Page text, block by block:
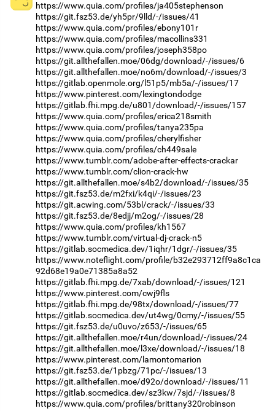
https://www.quia.com/profiles/ja405stephenson
https://git.fsz53.de/yh5pr/9lld/-/issues/41
https://www.quia.com/profiles/ebony101r
https://www.quia.com/profiles/macollins331
https://www.quia.com/profiles/joseph358po
https://git.allthefallen.moe/06dg/download/-/issues/6
https://git.allthefallen.moe/no6m/download/-/issues/3
https://gitlab.openmole.org/l51p5/mb5a/-/issues/17
https://www.pinterest.com/lexingtondodge
https://gitlab.fhi.mpg.de/u801/download/-/issues/157
https://www.quia.com/profiles/erica218smith
https://www.quia.com/profiles/tanya235pa
https://www.quia.com/profiles/cherylfisher
https://www.quia.com/profiles/ch449sale
https://www.tumblr.com/adobe-after-effects-crackar
https://www.tumblr.com/clion-crack-hw
https://git.allthefallen.moe/s4b2/download/-/issues/35
https://git.fsz53.de/m2fxi/k4qi/-/issues/23
https://git.acwing.com/53bl/crack/-/issues/33
https://git.fsz53.de/8edjj/m2og/-/issues/28
https://www.quia.com/profiles/kh1567
https://www.tumblr.com/virtual-dj-crack-n5
https://gitlab.socmedica.dev/1iqhr/1dgr/-/issues/35
https://www.noteflight.com/profile/b32e293712ff9a8c1ca
92d68e19a0e71385a8a52
https://gitlab.fhi.mpg.de/7xab/download/-/issues/121
https://www.pinterest.com/cwj9fls
https://gitlab.fhi.mpg.de/98tx/download/-/issues/77
https://gitlab.socmedica.dev/ut4wg/0cmy/-/issues/55
https://git.fsz53.de/u0uvo/z653/-/issues/65
https://git.allthefallen.moe/r4un/download/-/issues/24
https://git.allthefallen.moe/l3xe/download/-/issues/18
https://www.pinterest.com/lamontomarion
https://git.fsz53.de/1pbzg/71pc/-/issues/13
https://git.allthefallen.moe/d92o/download/-/issues/11
https://gitlab.socmedica.dev/sz3kw/7sjd/-/issues/8
https://www.quia.com/profiles/brittany320robinson